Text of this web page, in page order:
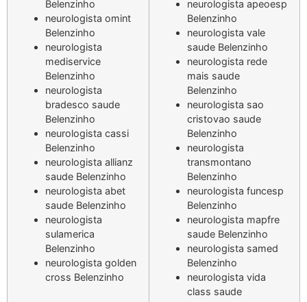
Belenzinho
neurologista omint
Belenzinho
neurologista
mediservice
Belenzinho
neurologista
bradesco saude
Belenzinho
neurologista cassi
Belenzinho
neurologista allianz
saude Belenzinho
neurologista abet
saude Belenzinho
neurologista
sulamerica
Belenzinho
neurologista golden
cross Belenzinho
neurologista apeoesp
Belenzinho
neurologista vale
saude Belenzinho
neurologista rede
mais saude
Belenzinho
neurologista sao
cristovao saude
Belenzinho
neurologista
transmontano
Belenzinho
neurologista funcesp
Belenzinho
neurologista mapfre
saude Belenzinho
neurologista samed
Belenzinho
neurologista vida
class saude